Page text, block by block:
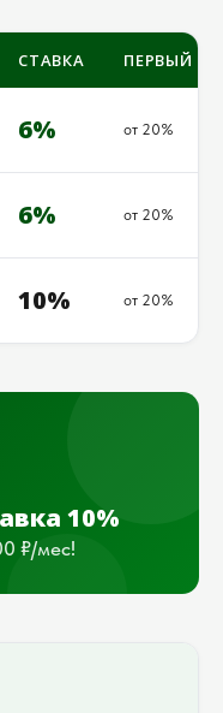
СТАВКА ПЕРВЫЙ
6% от 20%
6% от 20%
10% от 20%
10%
₽/мес!